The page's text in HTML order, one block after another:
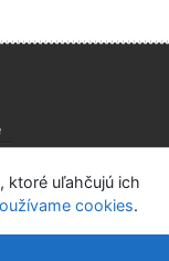
pri Technickej
ktoré uľahčujú ich
cookies.